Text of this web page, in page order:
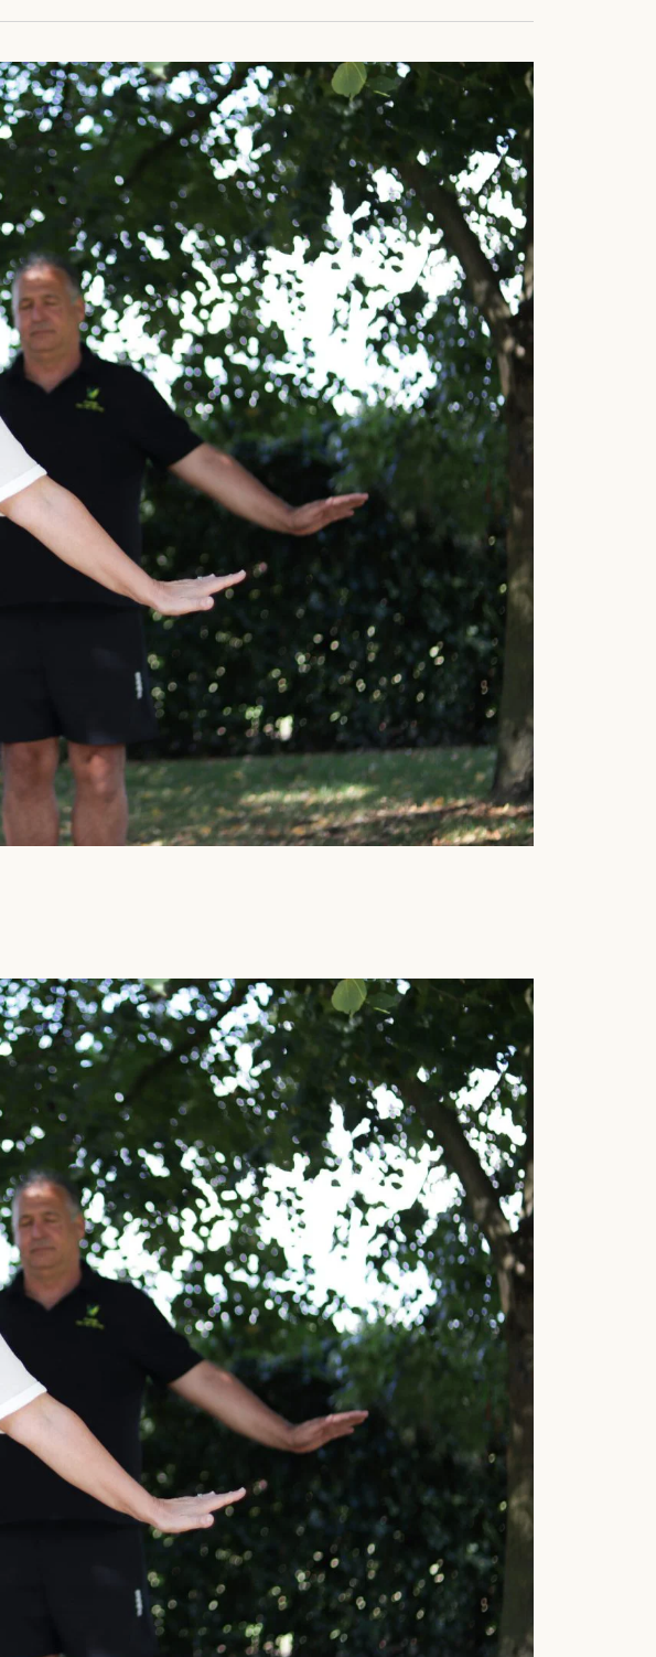
en
weergeven
navigatie
navigatie